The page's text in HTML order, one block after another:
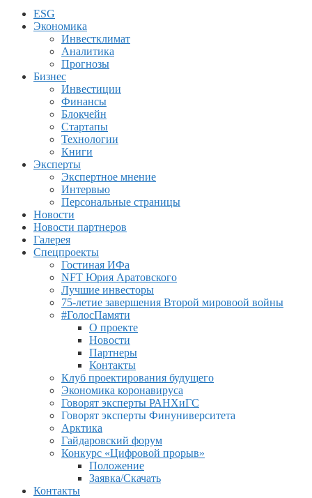
ESG
Экономика
Инвестклимат
Аналитика
Прогнозы
Бизнес
Инвестиции
Финансы
Блокчейн
Стартапы
Технологии
Книги
Эксперты
Экспертное мнение
Интервью
Персональные страницы
Новости
Новости партнеров
Галерея
Спецпроекты
Гостиная ИФа
NFT Юрия Аратовского
Лучшие инвесторы
75-летие завершения Второй мировоой войны
#ГолосПамяти
О проекте
Новости
Партнеры
Контакты
Клуб проектирования будущего
Экономика коронавируса
Говорят эксперты РАНХиГС
Говорят эксперты Финуниверситета
Арктика
Гайдаровский форум
Конкурс «Цифровой прорыв»
Положение
Заявка/Скачать
Контакты